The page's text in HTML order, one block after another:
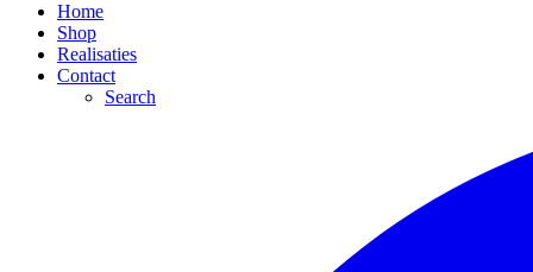
Home
Shop
Realisaties
Contact
Search